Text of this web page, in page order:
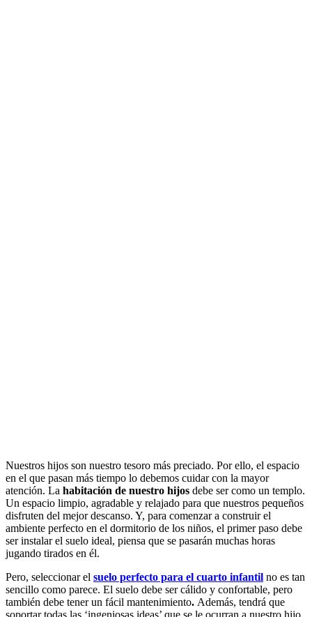
Nuestros hijos son nuestro tesoro más preciado. Por ello, el espacio
en el que pasan más tiempo lo debemos cuidar con la mayor
atención. La habitación de nuestro hijos debe ser como un templo.
Un espacio limpio, agradable y relajado para que nuestros pequeños
disfruten del mejor descanso. Y, para comenzar a construir el
ambiente perfecto en el dormitorio de los niños, el primer paso debe
ser instalar el suelo ideal, piensa que se pasarán muchas horas
jugando tirados en él.
Pero, seleccionar el suelo perfecto para el cuarto infantil no es tan
sencillo como parece. El suelo debe ser cálido y confortable, pero
también debe tener un fácil mantenimiento. Además, tendrá que
soportar todas las ‘ingeniosas ideas’ que se le ocurran a nuestro hijo.